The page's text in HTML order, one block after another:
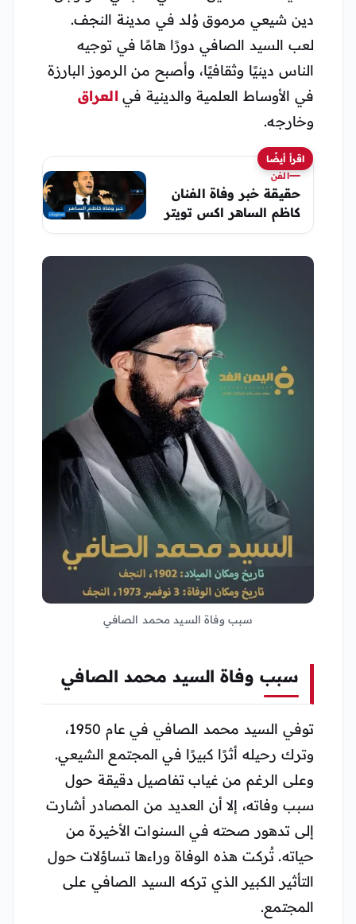
دين شيعي مرموق وُلد في مدينة النجف.
لعب السيد الصافي دورًا هامًا في توجيه
الناس دينيًا وثقافيًا، وأصبح من الرموز البارزة
في الأوساط العلمية والدينية في العراق
وخارجه.
اقرأ أيضًا
الفن
حقيقة خبر وفاة الفنان
كاظم الساهر اكس تويتر
سبب وفاة السيد محمد الصافي
سبب وفاة السيد محمد الصافي
توفي السيد محمد الصافي في عام 1950،
وترك رحيله أثرًا كبيرًا في المجتمع الشيعي.
وعلى الرغم من غياب تفاصيل دقيقة حول
سبب وفاته، إلا أن العديد من المصادر أشارت
إلى تدهور صحته في السنوات الأخيرة من
حياته. تُركت هذه الوفاة وراءها تساؤلات حول
التأثير الكبير الذي تركه السيد الصافي على
المجتمع.